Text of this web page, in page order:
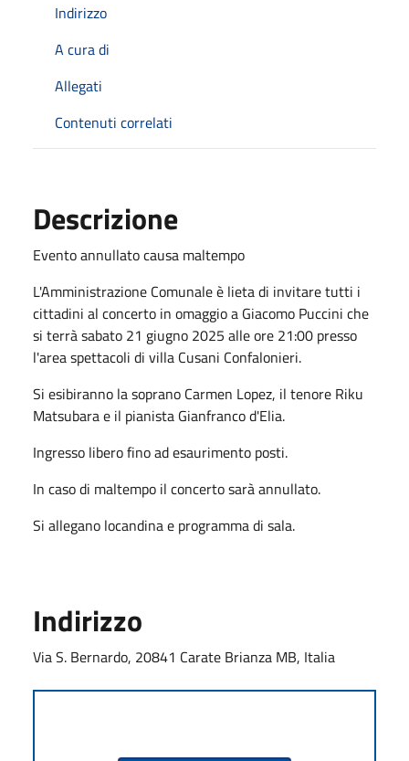
Indirizzo
A cura di
Allegati
Contenuti correlati
Descrizione
Evento annullato causa maltempo
L'Amministrazione Comunale è lieta di invitare tutti i
cittadini al concerto in omaggio a Giacomo Puccini che
si terrà sabato 21 giugno 2025 alle ore 21:00 presso
l'area spettacoli di villa Cusani Confalonieri.
Si esibiranno la soprano Carmen Lopez, il tenore Riku
Matsubara e il pianista Gianfranco d'Elia.
Ingresso libero fino ad esaurimento posti.
In caso di maltempo il concerto sarà annullato.
Si allegano locandina e programma di sala.
Indirizzo
Via S. Bernardo, 20841 Carate Brianza MB, Italia